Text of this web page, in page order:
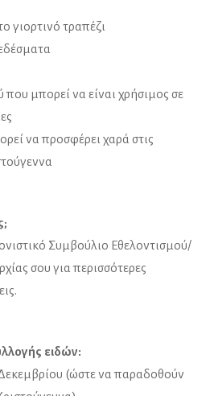
γιορτινό τραπέζι
μπορεί να είναι χρήσιμος σε
να προσφέρει χαρά στις
Συμβούλιο Εθελοντισμού/
σου για περισσότερες
ειδών:
(ώστε να παραδοθούν